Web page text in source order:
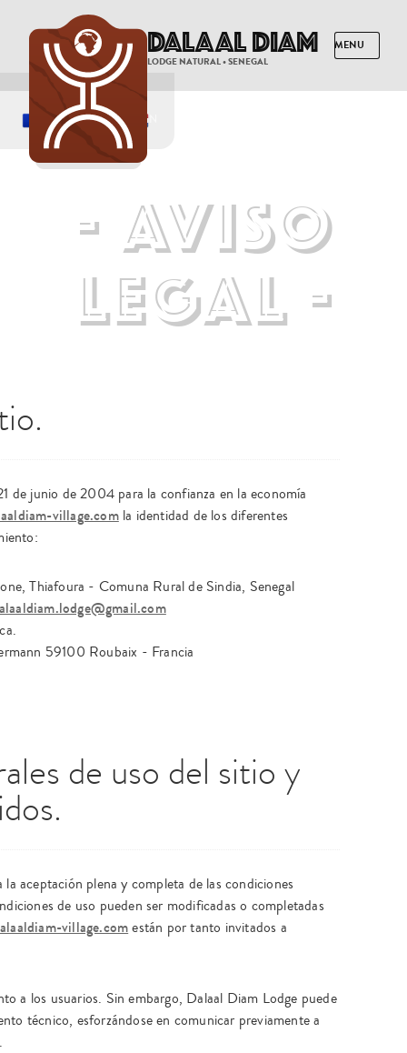
FRANCÉSINGLÉSESPAÑOL
Dalaal Diam
LODGE NATURAL • SENEGAL
- AVISO
LEGAL -
junio de 2004 para la confianza en la economía
village.comla identidad de los diferentes
Thiafoura - Comuna Rural de Sindia, Senegal
59100 Roubaix - Francia
de uso del sitio y
aceptación plena y completa de las condiciones
de uso pueden ser modificadas o completadas
village.comestán por tanto invitados a
a los usuarios. Sin embargo, Dalaal Diam Lodge puede
técnico, esforzándose en comunicar previamente a